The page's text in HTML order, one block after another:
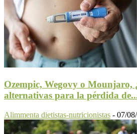
Ozempic, Wegovy o Mounjaro,
alternativas para la pérdida
Alimmenta dietistas-nutricionistas - 07/